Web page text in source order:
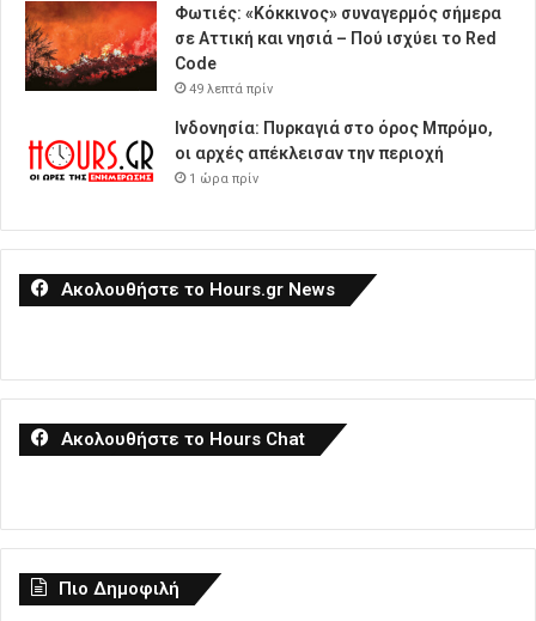
Φωτιές: «Κόκκινος» συναγερμός σήμερα
σε Αττική και νησιά – Πού ισχύει το Red
Code
49 λεπτά πρίν
Ινδονησία: Πυρκαγιά στο όρος Μπρόμο,
οι αρχές απέκλεισαν την περιοχή
1 ώρα πρίν
Ακολουθήστε το Hours.gr News
Ακολουθήστε το Hours Chat
Πιο Δημοφιλή